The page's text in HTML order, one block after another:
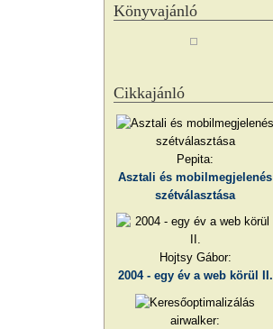
Könyvajánló
Cikkajánló
Pepita:
Asztali és mobilmegjelenés
szétválasztása
Hojtsy Gábor:
2004 - egy év a web körül II.
airwalker: